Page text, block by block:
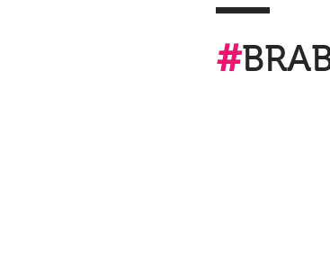
#